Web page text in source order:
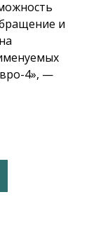
и
4», —